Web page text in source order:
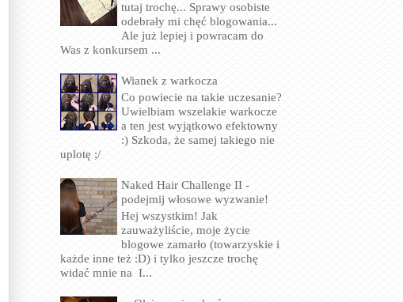
tutaj trochę... Sprawy osobiste
odebrały mi chęć blogowania...
Ale już lepiej i powracam do
Was z konkursem ...
Wianek z warkocza
Co powiecie na takie uczesanie?
Uwielbiam wszelakie warkocze
a ten jest wyjątkowo efektowny
:) Szkoda, że samej takiego nie
uplotę ;/
Naked Hair Challenge II -
podejmij włosowe wyzwanie!
Hej wszystkim! Jak
zauważyliście, moje życie
blogowe zamarło (towarzyskie i
każde inne też :D) i tylko jeszcze trochę
widać mnie na I...